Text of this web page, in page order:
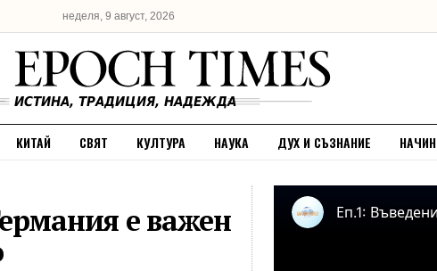
неделя, 9 август, 2026
КИТАЙ СВЯТ КУЛТУРА НАУКА ДУХ И СЪЗНАНИЕ
е важен